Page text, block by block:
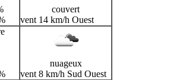
couvert
vent 14 km/h Ouest
nuageux
vent 8 km/h Sud Ouest